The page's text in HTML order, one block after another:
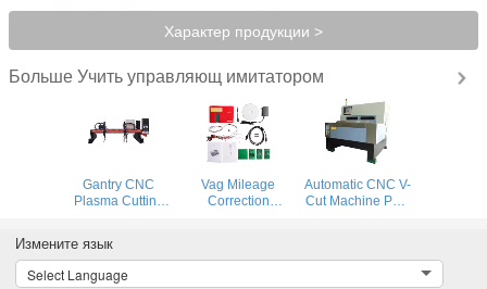
Характер продукции >
Больше Учить управляющ имитатором
Gantry CNC
Plasma Cutting
machine for steel
plate
Vag Mileage
Correction
Mileage
Automatic CNC V-
Cut Machine PCB
Измените язык
Select Language